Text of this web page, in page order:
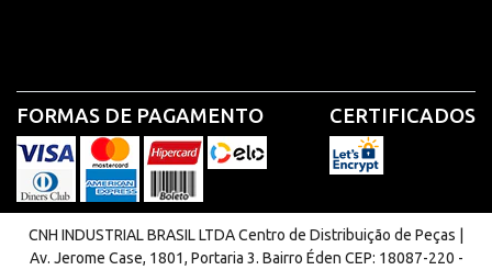
FORMAS DE PAGAMENTO CERTIFICADOS
CNH INDUSTRIAL BRASIL LTDA Centro de Distribuição de Peças |
Av. Jerome Case, 1801, Portaria 3. Bairro Éden CEP: 18087-220 -